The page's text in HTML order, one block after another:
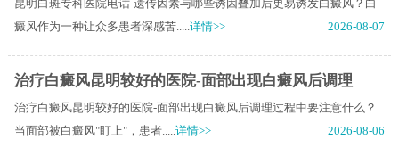
昆明白斑专科医院电话-遗传因素与哪些诱因叠加后更易诱发白癜风？白
癜风作为一种让众多患者深感苦.....详情>> 2026-08-07
治疗白癜风昆明较好的医院-面部出现白癜风后调理
治疗白癜风昆明较好的医院-面部出现白癜风后调理过程中要注意什么？
当面部被白癜风"盯上"，患者.....详情>> 2026-08-06